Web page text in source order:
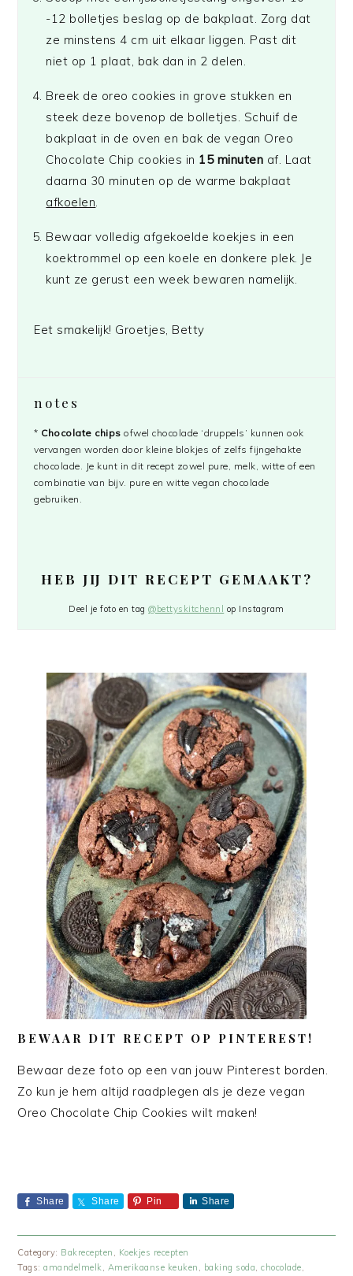
-12 bolletjes beslag op de bakplaat. Zorg dat
ze minstens 4 cm uit elkaar liggen. Past dit
niet op 1 plaat, bak dan in 2 delen.
Breek de oreo cookies in grove stukken en
steek deze bovenop de bolletjes. Schuif de
bakplaat in de oven en bak de vegan Oreo
Chocolate Chip cookies in 15 minuten af. Laat
daarna 30 minuten op de warme bakplaat
afkoelen.
Bewaar volledig afgekoelde koekjes in een
koektrommel op een koele en donkere plek. Je
kunt ze gerust een week bewaren namelijk.
Eet smakelijk! Groetjes, Betty
notes
* Chocolate chips ofwel chocolade ‘druppels’ kunnen ook
vervangen worden door kleine blokjes of zelfs fijngehakte
chocolade. Je kunt in dit recept zowel pure, melk, witte of een
combinatie van bijv. pure en witte vegan chocolade
gebruiken.
HEB JIJ DIT RECEPT GEMAAKT?
Deel je foto en tag@bettyskitchennl op Instagram
BEWAAR DIT RECEPT OP PINTEREST!
Bewaar deze foto op een van jouw Pinterest borden.
Zo kun je hem altijd raadplegen als je deze vegan
Oreo Chocolate Chip Cookies wilt maken!
Share Share Pin Share
Category: Bakrecepten
Koekjes recepten
Tags:amandelmelk Amerikaanse keuken baking soda ,chocolade